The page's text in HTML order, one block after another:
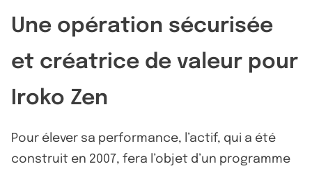
Une opération sécurisée
et créatrice de valeur pour
Iroko Zen
Pour élever sa performance, l’actif, qui a été
construit en 2007, fera l’objet d’un programme